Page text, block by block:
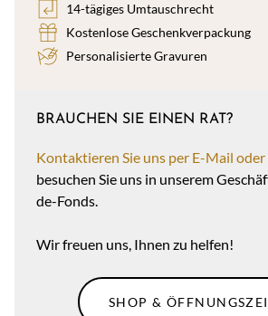
14-tägiges Umtauschrecht
Kostenlose Geschenkverpackung
Personalisierte Gravuren
BRAUCHEN SIE EINEN RAT?
Kontaktieren Sie uns per E-Mail oder
besuchen Sie uns in unserem
de-Fonds.
Wir freuen uns, Ihnen zu helfen!
SHOP &